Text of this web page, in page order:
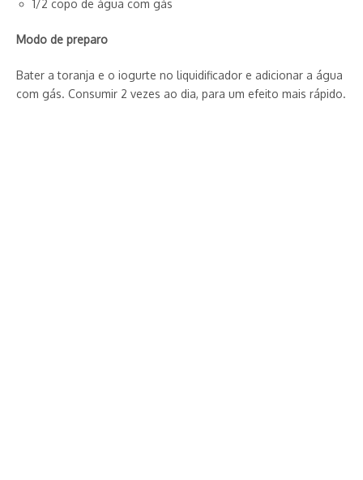
1/2 copo de água com gás
Modo de preparo
Bater a toranja e o iogurte no liquidificador e adicionar a água
com gás. Consumir 2 vezes ao dia, para um efeito mais rápido.